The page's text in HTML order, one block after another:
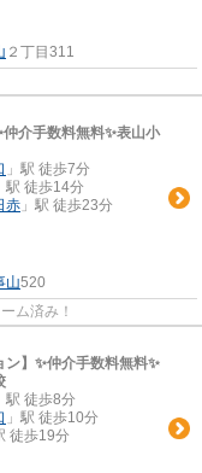
２丁目311
仲介手数料無料✨️表山小
」駅 徒歩7分
駅 徒歩14分
赤 」駅 徒歩23分
山520
ム済み！
ン】✨️仲介手数料無料✨️
駅 徒歩8分
」駅 徒歩10分
徒歩19分